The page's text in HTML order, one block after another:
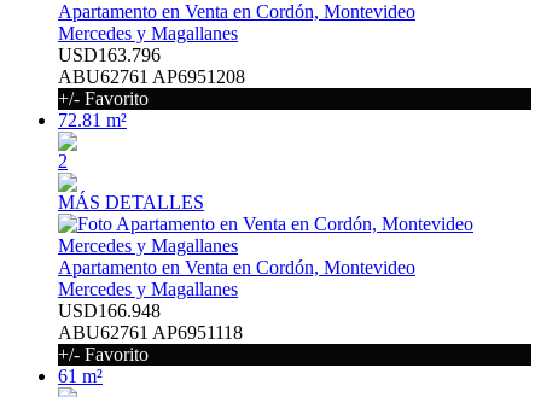
Apartamento en Venta en Cordón, Montevideo
Mercedes y Magallanes
USD163.796
ABU62761 AP6951208
+/- Favorito
72.81 m²
2
MÁS DETALLES
Apartamento en Venta en Cordón, Montevideo
Mercedes y Magallanes
USD166.948
ABU62761 AP6951118
+/- Favorito
61 m²